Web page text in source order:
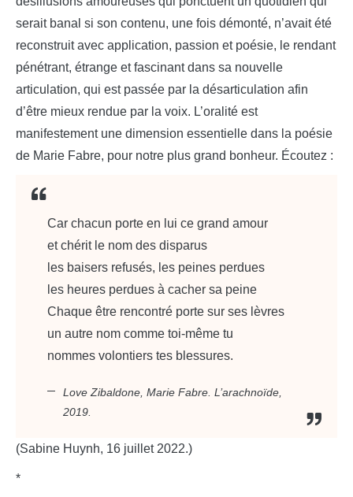
serait banal si son contenu, une fois démonté, n’avait été
reconstruit avec application, passion et poésie, le rendant
pénétrant, étrange et fascinant dans sa nouvelle
articulation, qui est passée par la désarticulation afin
d’être mieux rendue par la voix. L’oralité est
manifestement une dimension essentielle dans la poésie
de Marie Fabre, pour notre plus grand bonheur. Écoutez :
Car chacun porte en lui ce grand amour
et chérit le nom des disparus
les baisers refusés, les peines perdues
les heures perdues à cacher sa peine
Chaque être rencontré porte sur ses lèvres
un autre nom comme toi-même tu
nommes volontiers tes blessures.
Love Zibaldone , Marie Fabre. L’arachnoïde,
2019.
(Sabine Huynh, 16 juillet 2022.)
*